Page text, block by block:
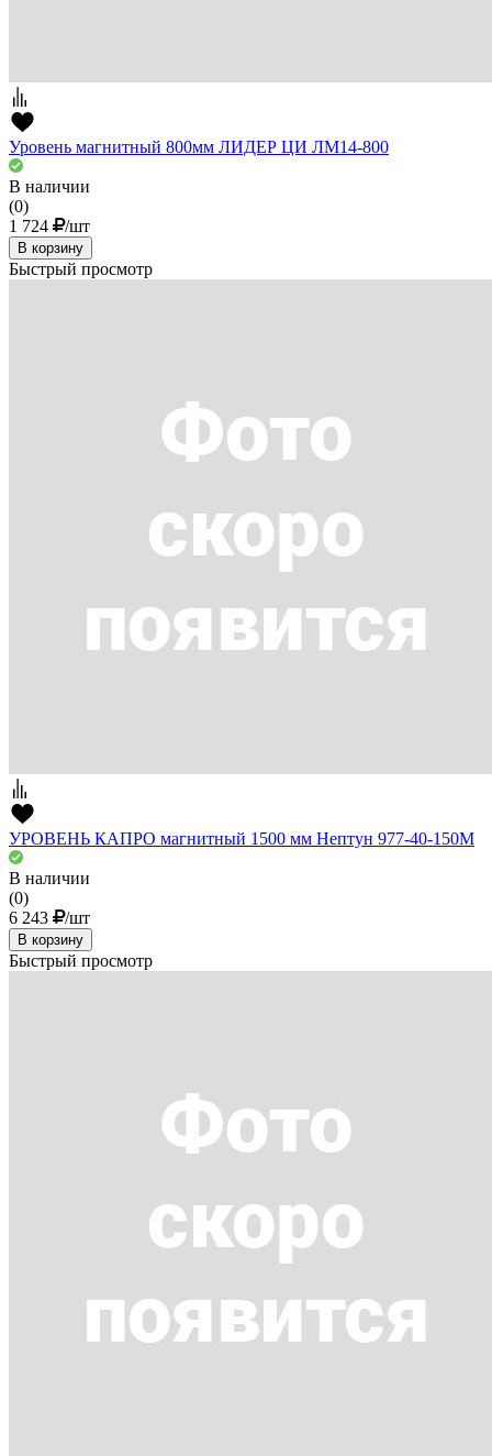
Уровень магнитный 800мм ЛИДЕР ЦИ ЛМ14-800
В наличии
(0)
1 724
/шт
В корзину
Быстрый просмотр
УРОВЕНЬ КАПРО магнитный 1500 мм Нептун 977-40-150М
В наличии
(0)
6 243
/шт
В корзину
Быстрый просмотр